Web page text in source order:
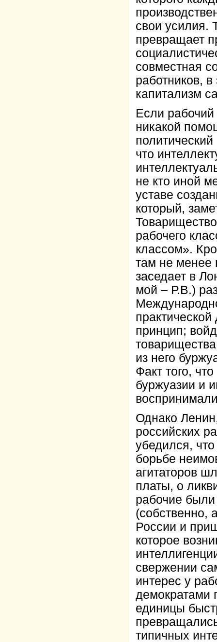
свои усилия.
превращает
совместная
работников,
капитализм
Если рабочий
никакой
что
не кто иной
уставе
который,
рабочего
классом».
там не менее
заседает в
мой – Р.В.)
принцип;
из него
Факт того,
буржуазии и
Однако
российских
убедился,
борьбе
агитаторов
платы, о
рабочие
(собственно,
России и
которое
свержении
интерес у
демократами
единицы
типичных